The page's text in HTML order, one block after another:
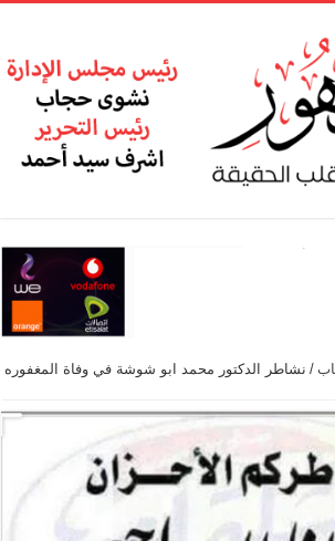
/ نشاطر الدكتور محمد ابو شوشة في وفاة المغفوره